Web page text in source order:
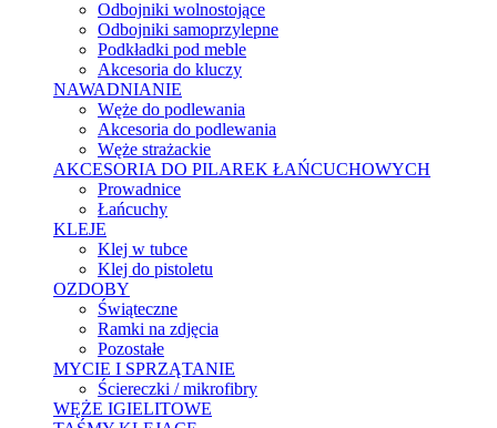
Odbojniki wolnostojące
Odbojniki samoprzylepne
Podkładki pod meble
Akcesoria do kluczy
NAWADNIANIE
Węże do podlewania
Akcesoria do podlewania
Węże strażackie
AKCESORIA DO PILAREK ŁAŃCUCHOWYCH
Prowadnice
Łańcuchy
KLEJE
Klej w tubce
Klej do pistoletu
OZDOBY
Świąteczne
Ramki na zdjęcia
Pozostałe
MYCIE I SPRZĄTANIE
Ściereczki / mikrofibry
WĘŻE IGIELITOWE